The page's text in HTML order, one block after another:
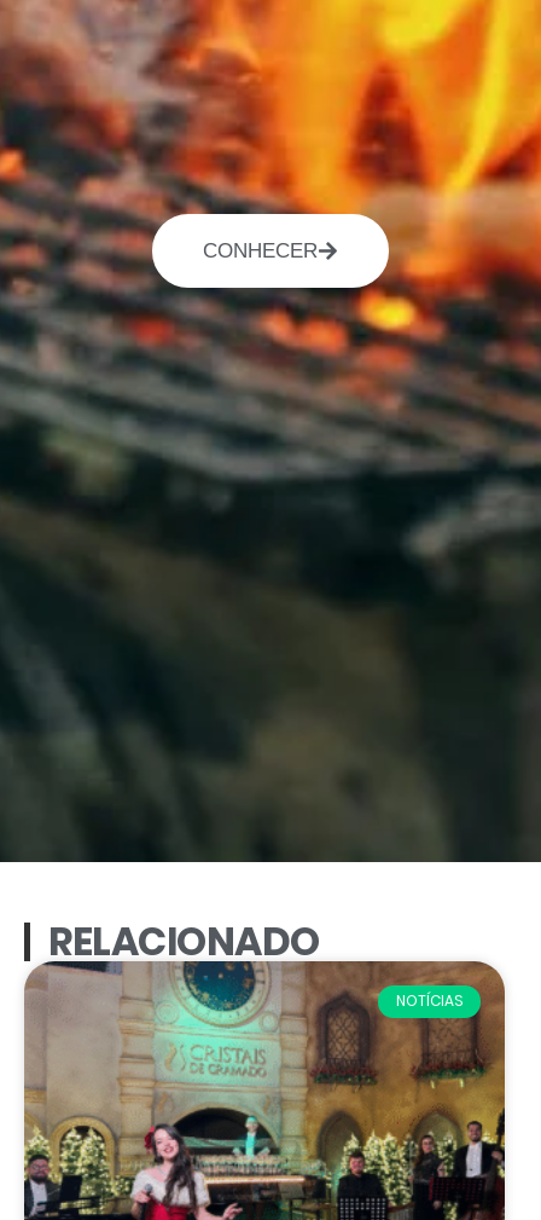
CONHECER
RELACIONADO
NOTÍCIAS